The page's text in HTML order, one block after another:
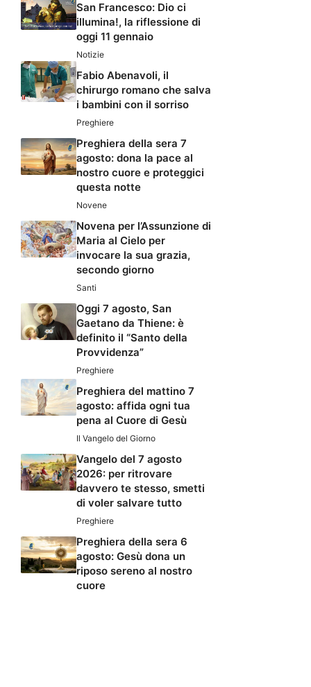
San Francesco: Dio ci
illumina!, la riflessione di
oggi 11 gennaio
Notizie
Fabio Abenavoli, il
chirurgo romano che salva
i bambini con il sorriso
Preghiere
Preghiera della sera 7
agosto: dona la pace al
nostro cuore e proteggici
questa notte
Novene
Novena per l’Assunzione di
Maria al Cielo per
invocare la sua grazia,
secondo giorno
Santi
Oggi 7 agosto, San
Gaetano da Thiene: è
definito il “Santo della
Provvidenza”
Preghiere
Preghiera del mattino 7
agosto: affida ogni tua
pena al Cuore di Gesù
Il Vangelo del Giorno
Vangelo del 7 agosto
2026: per ritrovare
davvero te stesso, smetti
di voler salvare tutto
Preghiere
Preghiera della sera 6
agosto: Gesù dona un
riposo sereno al nostro
cuore